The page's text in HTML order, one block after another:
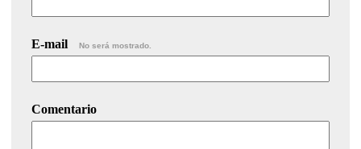
E-mail No será mostrado.
Comentario